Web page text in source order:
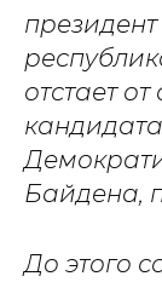
отстает
Байдена,
До этого